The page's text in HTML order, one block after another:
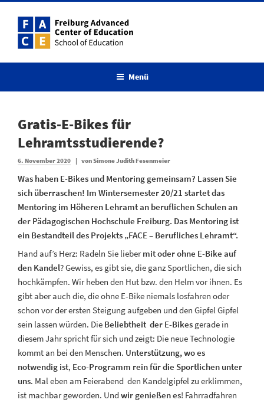
Menü
Gratis-E-Bikes für
Lehramtsstudierende?
6. November 2020 | vonSimone Judith Fesenmeier
Was haben E-Bikes und Mentoring gemeinsam? Lassen Sie
sich überraschen! Im Wintersemester 20/21 startet das
Mentoring im Höheren Lehramt an beruflichen Schulen an
der Pädagogischen Hochschule Freiburg. Das Mentoring ist
ein Bestandteil des Projekts „FACE – Berufliches Lehramt“.
Hand auf’s Herz: Radeln Sie liebermit oder ohne E-Bike auf
den Kandel? Gewiss, es gibt sie, die ganz Sportlichen, die sich
hochkämpfen. Wir heben den Hut bzw. den Helm vor ihnen. Es
gibt aber auch die, die ohne E-Bike niemals losfahren oder
schon vor der ersten Steigung aufgeben und den Gipfel Gipfel
sein lassen würden. Die Beliebtheit der E-Bikes gerade in
diesem Jahr spricht für sich und zeigt: Die neue Technologie
kommt an bei den Menschen. Unterstützung, wo es
notwendig ist, Eco-Programm rein für die Sportlichen unter
uns. Mal eben am Feierabend den Kandelgipfel zu erklimmen,
ist machbar geworden. Und wir genießen es! Fahrradfahren